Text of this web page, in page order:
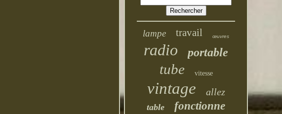
lampe travail œuvres
radio portable
tube vitesse
vintage allez
table fonctionne